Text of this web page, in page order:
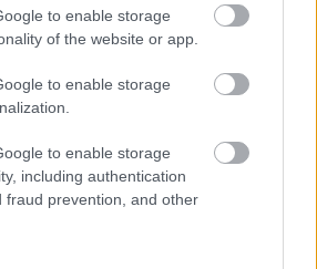
to enable storage
of the website or app.
to enable storage
to enable storage
including authentication
fraud prevention, and other
Csak egy kattintás, és hírlevelünk a
és exkluzív tartalmakkal hétről hétre
24 cikke